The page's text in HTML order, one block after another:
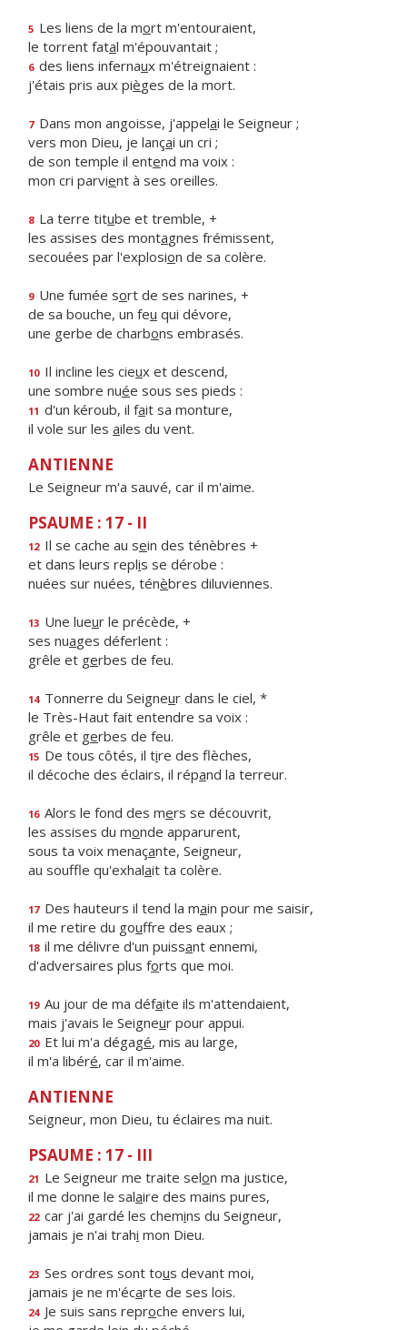
5 Les liens de la mort m'entouraient,
le torrent fatal m'épouvantait ;
6 des liens infernaux m'étreignaient :
j'étais pris aux pièges de la mort.
7 Dans mon angoisse, j'appelai le Seigneur ;
vers mon Dieu, je lançai un cri ;
de son temple il entend ma voix :
mon cri parvient à ses oreilles.
8 La terre titube et tremble, +
les assises des montagnes frémissent,
secouées par l'explosion de sa colère.
9 Une fumée sort de ses narines, +
de sa bouche, un feu qui dévore,
une gerbe de charbons embrasés.
10 Il incline les cieux et descend,
une sombre nuée sous ses pieds :
11 d'un kéroub, il fait sa monture,
il vole sur les ailes du vent.
ANTIENNE
Le Seigneur m'a sauvé, car il m'aime.
PSAUME : 17 - II
12 Il se cache au sein des ténèbres +
et dans leurs replis se dérobe :
nuées sur nuées, ténèbres diluviennes.
13 Une lueur le précède, +
ses nuages déferlent :
grêle et gerbes de feu.
14 Tonnerre du Seigneur dans le ciel, *
le Très-Haut fait entendre sa voix :
grêle et gerbes de feu.
15 De tous côtés, il tire des flèches,
il décoche des éclairs, il répand la terreur.
16 Alors le fond des mers se découvrit,
les assises du monde apparurent,
sous ta voix menaçante, Seigneur,
au souffle qu'exhalait ta colère.
17 Des hauteurs il tend la main pour me saisir,
il me retire du gouffre des eaux ;
18 il me délivre d'un puissant ennemi,
d'adversaires plus forts que moi.
19 Au jour de ma défaite ils m'attendaient,
mais j'avais le Seigneur pour appui.
20 Et lui m'a dégagé, mis au large,
il m'a libéré, car il m'aime.
ANTIENNE
Seigneur, mon Dieu, tu éclaires ma nuit.
PSAUME : 17 - III
21 Le Seigneur me traite selon ma justice,
il me donne le salaire des mains pures,
22 car j'ai gardé les chemins du Seigneur,
jamais je n'ai trahi mon Dieu.
23 Ses ordres sont tous devant moi,
jamais je ne m'écarte de ses lois.
24 Je suis sans reproche envers lui,